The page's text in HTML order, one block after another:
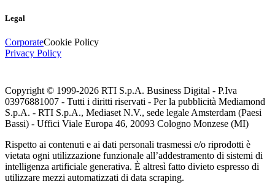
Legal
CorporateCookie Policy
Privacy Policy
Copyright © 1999-2026 RTI S.p.A. Business Digital - P.Iva
03976881007 - Tutti i diritti riservati - Per la pubblicità Mediamond
S.p.A. - RTI S.p.A., Mediaset N.V., sede legale Amsterdam (Paesi
Bassi) - Uffici Viale Europa 46, 20093 Cologno Monzese (MI)
Rispetto ai contenuti e ai dati personali trasmessi e/o riprodotti è
vietata ogni utilizzazione funzionale all’addestramento di sistemi di
intelligenza artificiale generativa. È altresì fatto divieto espresso di
utilizzare mezzi automatizzati di data scraping.